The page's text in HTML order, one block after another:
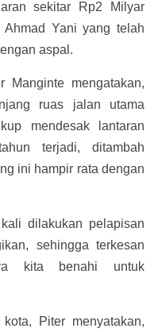
sekitar Rp2 Milyar
Yani yang telah
aspal.
Manginte mengatakan,
ruas jalan utama
mendesak lantaran
terjadi, ditambah
ini hampir rata dengan
dilakukan pelapisan
sehingga terkesan
kita benahi untuk
Piter menyatakan,